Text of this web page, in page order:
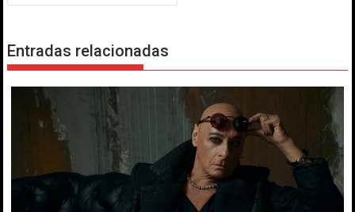
Entradas relacionadas